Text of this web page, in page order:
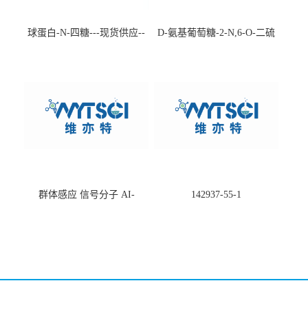
球蛋白-N-四糖---现货供应--
D-氨基葡萄糖-2-N,6-O-二硫
群体感应 信号分子 AI-
142937-55-1